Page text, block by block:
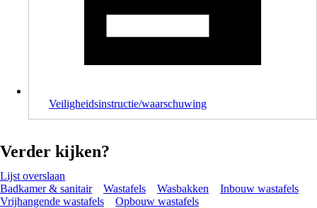
Veiligheidsinstructie/waarschuwing
Verder kijken?
Lijst overslaan
Badkamer & sanitair
Wastafels Wasbakken
Inbouw wastafels
Vrijhangende wastafels
Opbouw wastafels